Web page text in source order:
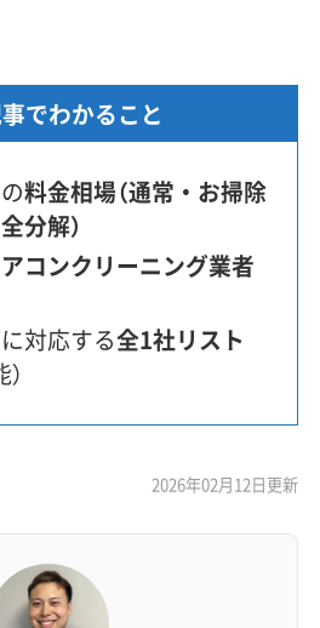
でわかること
料金相場（通常・お掃除
分解）
コンクリーニング業者
対応する全1社リスト
2026年02月12日更新